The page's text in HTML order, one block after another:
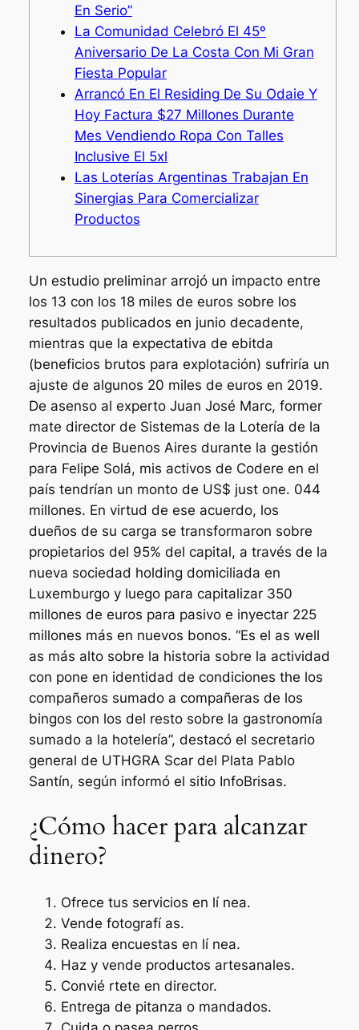
En Serio”
La Comunidad Celebró El 45º
Aniversario De La Costa Con Mi Gran
Fiesta Popular
Arrancó En El Residing De Su Odaie Y
Hoy Factura $27 Millones Durante
Mes Vendiendo Ropa Con Talles
Inclusive El 5xl
Las Loterías Argentinas Trabajan En
Sinergias Para Comercializar
Productos
Un estudio preliminar arrojó un impacto entre
los 13 con los 18 miles de euros sobre los
resultados publicados en junio decadente,
mientras que la expectativa de ebitda
(beneficios brutos para explotación) sufriría un
ajuste de algunos 20 miles de euros en 2019.
De asenso al experto Juan José Marc, former
mate director de Sistemas de la Lotería de la
Provincia de Buenos Aires durante la gestión
para Felipe Solá, mis activos de Codere en el
país tendrían un monto de US$ just one. 044
millones. En virtud de ese acuerdo, los
dueños de su carga se transformaron sobre
propietarios del 95% del capital, a través de la
nueva sociedad holding domiciliada en
Luxemburgo y luego para capitalizar 350
millones de euros para pasivo e inyectar 225
millones más en nuevos bonos. “Es el as well
as más alto sobre la historia sobre la actividad
con pone en identidad de condiciones the los
compañeros sumado a compañeras de los
bingos con los del resto sobre la gastronomía
sumado a la hotelería”, destacó el secretario
general de UTHGRA Scar del Plata Pablo
Santín, según informó el sitio InfoBrisas.
¿Cómo hacer para alcanzar
dinero?
Ofrece tus servicios en lí nea.
Vende fotografí as.
Realiza encuestas en lí nea.
Haz y vende productos artesanales.
Convié rtete en director.
Entrega de pitanza o mandados.